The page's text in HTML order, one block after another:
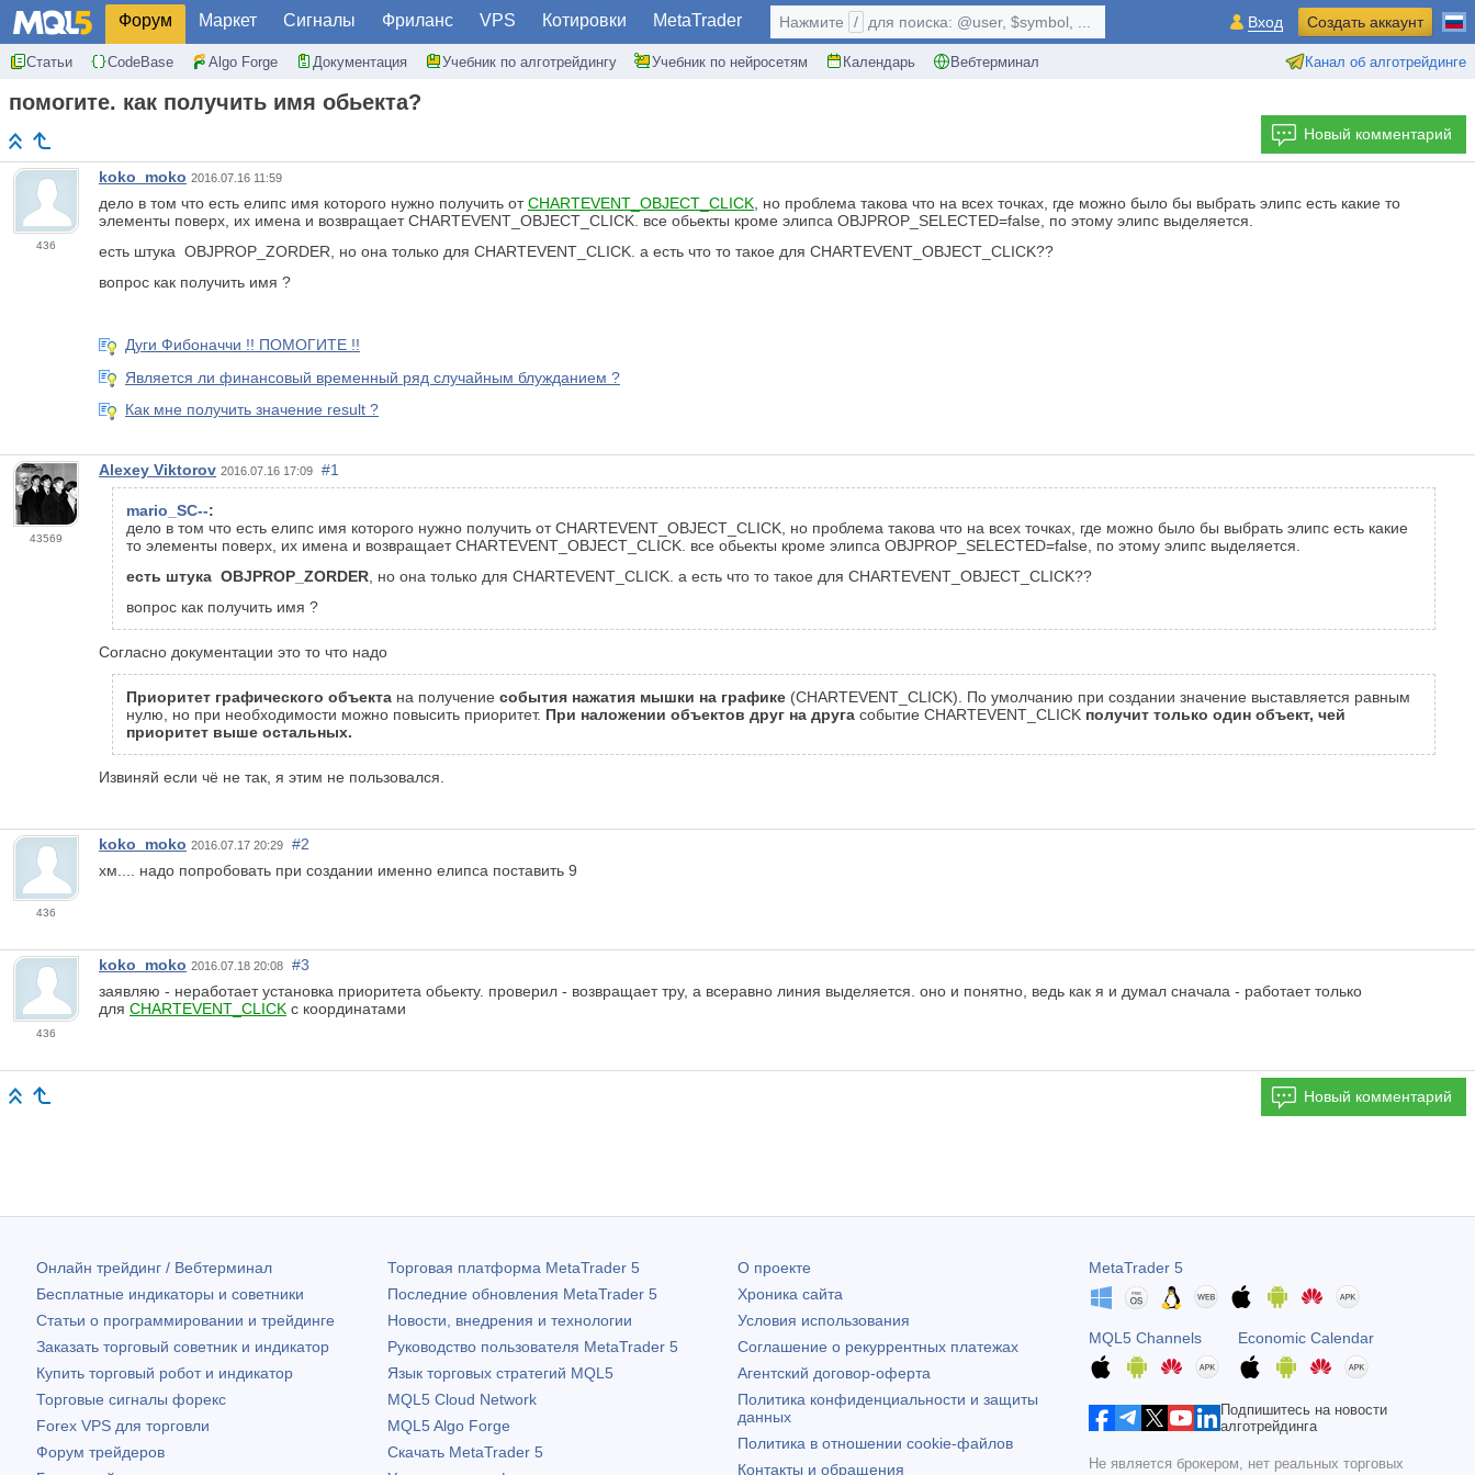
Форум Маркет Сигналы Фриланс VPS Котировки MetaTrader
Статьи CodeBase Algo Forge Документация Учебник по алготрейдингу Учебник по нейросетям Календарь Вебтерминал Канал об алготрейдинге
Нажмите / для поиска: @user, $symbol, ... Вход Создать аккаунт
помогите. как получить имя обьекта?
Новый комментарий
436
koko_moko 2016.07.16 11:59
дело в том что есть елипс имя которого нужно получить отCHARTEVENT_OBJECT_CLICK, но проблема такова что на всех точках, где можно было бы выбрать элипс есть какие то
элементы поверх, их имена и возвращает CHARTEVENT_OBJECT_CLICK. все обьекты кроме элипса OBJPROP_SELECTED=false, по этому элипс выделяется.
есть штука OBJPROP_ZORDER, но она только для CHARTEVENT_CLICK. а есть что то такое для CHARTEVENT_OBJECT_CLICK??
вопрос как получить имя ?
Дуги Фибоначчи !! ПОМОГИТЕ !!
Является ли финансовый временный ряд случайным блужданием ?
Как мне получить значение result ?
43569
Alexey Viktorov 2016.07.16 17:09 #1
mario_SC--:
дело в том что есть елипс имя которого нужно получить от CHARTEVENT_OBJECT_CLICK, но проблема такова что на всех точках, где можно было бы выбрать элипс есть какие
то элементы поверх, их имена и возвращает CHARTEVENT_OBJECT_CLICK. все обьекты кроме элипса OBJPROP_SELECTED=false, по этому элипс выделяется.
есть штука OBJPROP_ZORDER , но она только для CHARTEVENT_CLICK. а есть что то такое для CHARTEVENT_OBJECT_CLICK??
вопрос как получить имя ?
Согласно документации это то что надо
Приоритет графического объекта на получение события нажатия мышки на графике (CHARTEVENT_CLICK). По умолчанию при создании значение выставляется равным
нулю, но при необходимости можно повысить приоритет. При наложении объектов друг на друга событие CHARTEVENT_CLICK получит только один объект, чей
приоритет выше остальных.
Извиняй если чё не так, я этим не пользовался.
436
koko_moko 2016.07.17 20:29
#2
хм.... надо попробовать при создании именно елипса поставить 9
436
koko_moko 2016.07.18 20:08
#3
заявляю - неработает установка приоритета обьекту. проверил - возвращает тру, а всеравно линия выделяется. оно и понятно, ведь как я и думал сначала - работает только
для CHARTEVENT_CLICK с координатами
Новый комментарий
Онлайн трейдинг / Вебтерминал
Бесплатные индикаторы и советники
Статьи о программировании и трейдинге
Заказать торговый советник и индикатор
Купить торговый робот и индикатор
Торговые сигналы форекс
Forex VPS для торговли
Форум трейдеров
Торговая платформа MetaTrader 5
Последние обновления MetaTrader 5
Новости, внедрения и технологии
Руководство пользователя MetaTrader 5
Язык торговых стратегий MQL5
MQL5 Cloud Network
MQL5 Algo Forge
Скачать MetaTrader 5
О проекте
Хроника сайта
Условия использования
Соглашение о рекуррентных платежах
Агентский договор-оферта
Политика конфиденциальности и защиты
данных
Политика в отношении cookie-файлов
Контакты и обращения
MetaTrader 5
MQL5 Channels Economic Calendar
Подпишитесь на новости
алготрейдинга
Не является брокером, нет реальных торговых